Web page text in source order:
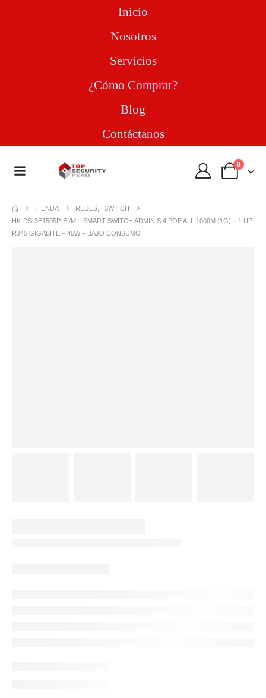
Inicio
Nosotros
Servicios
¿Cómo Comprar?
Blog
Contáctanos
0
TIENDA REDES
SWITCH
HK-DS-3E1505P-EI/M – SMART SWITCH ADMINIS 4 POE ALL 1000M (1G) + 1 UP
RJ45 GIGABITE – 45W – BAJO CONSUMO